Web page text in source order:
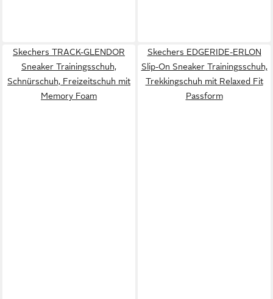
Skechers TRACK-GLENDOR
Sneaker Trainingsschuh,
Schnürschuh, Freizeitschuh mit
Memory Foam
Skechers EDGERIDE-ERLON
Slip-On Sneaker Trainingsschuh,
Trekkingschuh mit Relaxed Fit
Passform